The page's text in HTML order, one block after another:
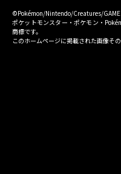
©Pokémon/Nintendo/Creatures/GAME
ポケットモンスター・ポケモン・
商標です。
このホームページに掲載された画像そ